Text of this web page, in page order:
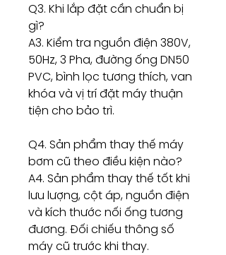
Q3. Khi lắp đặt cần chuẩn bị
gì?
A3. Kiểm tra nguồn điện 380V,
50Hz, 3 Pha, đường ống DN50
PVC, bình lọc tương thích, van
khóa và vị trí đặt máy thuận
tiện cho bảo trì.
Q4. Sản phẩm thay thế máy
bơm cũ theo điều kiện nào?
A4. Sản phẩm thay thế tốt khi
lưu lượng, cột áp, nguồn điện
và kích thước nối ống tương
đương. Đối chiếu thông số
máy cũ trước khi thay.